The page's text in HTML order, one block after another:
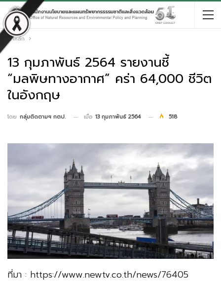
หน้าหลัก
13 กุมภาพันธ์ 2564 รายงานชี้
“มลพิษทางอากาศ” คร่า 64,000 ชีวิต
ในอังกฤษ
โดย กลุ่มติดตามฯ กตป. เมื่อ 13 กุมภาพันธ์ 2564 518
ที่มา : https://www.newtv.co.th/news/76405